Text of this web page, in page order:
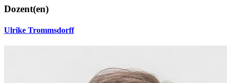
Dozent(en)
Ulrike Trommsdorff